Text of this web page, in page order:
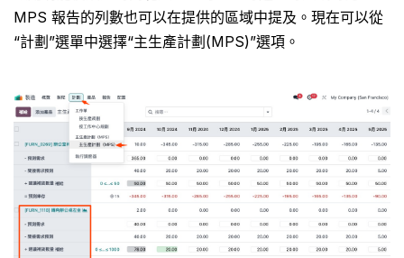
MPS 報告的列數也可以在提供的區域中提及。現在可以從
“計劃”選單中選擇“主生產計劃(MPS)”選項。